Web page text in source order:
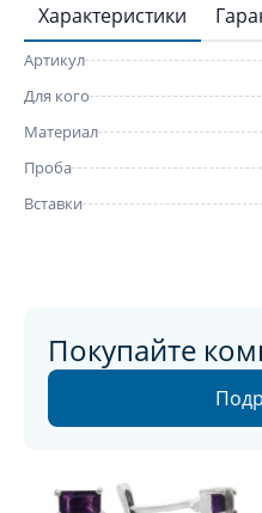
Характеристики
Артикул
Для кого
Материал
Проба
Вставки
Покупайте